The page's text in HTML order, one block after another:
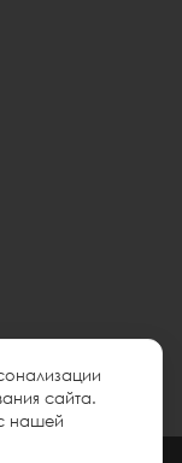
сайта.
нашей